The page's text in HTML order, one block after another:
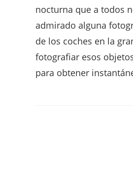
nocturna que a todos
admirado alguna
de los coches en la
fotografiar esos
para obtener